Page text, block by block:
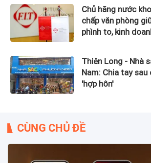
Chủ hãng nước
chấp văn phòng
phình to, kinh
Thiên Long - Nhà
Nam: Chia tay
'hợp hôn'
CÙNG CHỦ ĐỀ